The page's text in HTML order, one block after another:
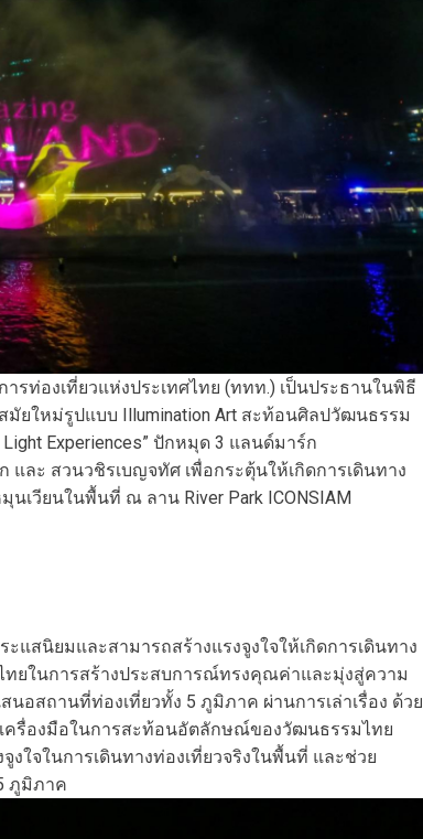
รท่องเที่ยวแห่งประเทศไทย (ททท.) เป็นประธานในพิธี
มัยใหม่รูปแบบ Illumination Art สะท้อนศิลปวัฒนธรรม
Experiences” ปักหมุด 3 แลนด์มาร์ก
และ สวนวชิรเบญจทัศ เพื่อกระตุ้นให้เกิดการเดินทาง
เวียนในพื้นที่ ณ ลาน River Park ICONSIAM
ะแสนิยมและสามารถสร้างแรงจูงใจให้เกิดการเดินทาง
ทยในการสร้างประสบการณ์ทรงคุณค่าและมุ่งสู่ความ
นอสถานที่ท่องเที่ยวทั้ง 5 ภูมิภาค ผ่านการเล่าเรื่อง ด้วย
เครื่องมือในการสะท้อนอัตลักษณ์ของวัฒนธรรมไทย
งใจในการเดินทางท่องเที่ยวจริงในพื้นที่ และช่วย
ภูมิภาค